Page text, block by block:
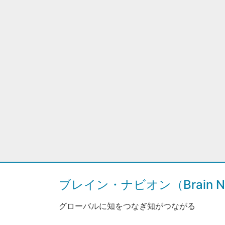
ブレイン・ナビオン（Brain
グローバルに知をつなぎ知がつながる